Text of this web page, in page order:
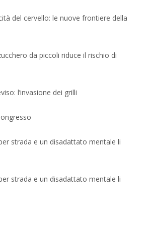
del cervello: le nuove frontiere della
da piccoli riduce il rischio di
l’invasione dei grilli
strada e un disadattato mentale li
strada e un disadattato mentale li